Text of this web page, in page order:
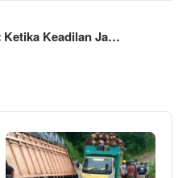
Keadilan Ja…